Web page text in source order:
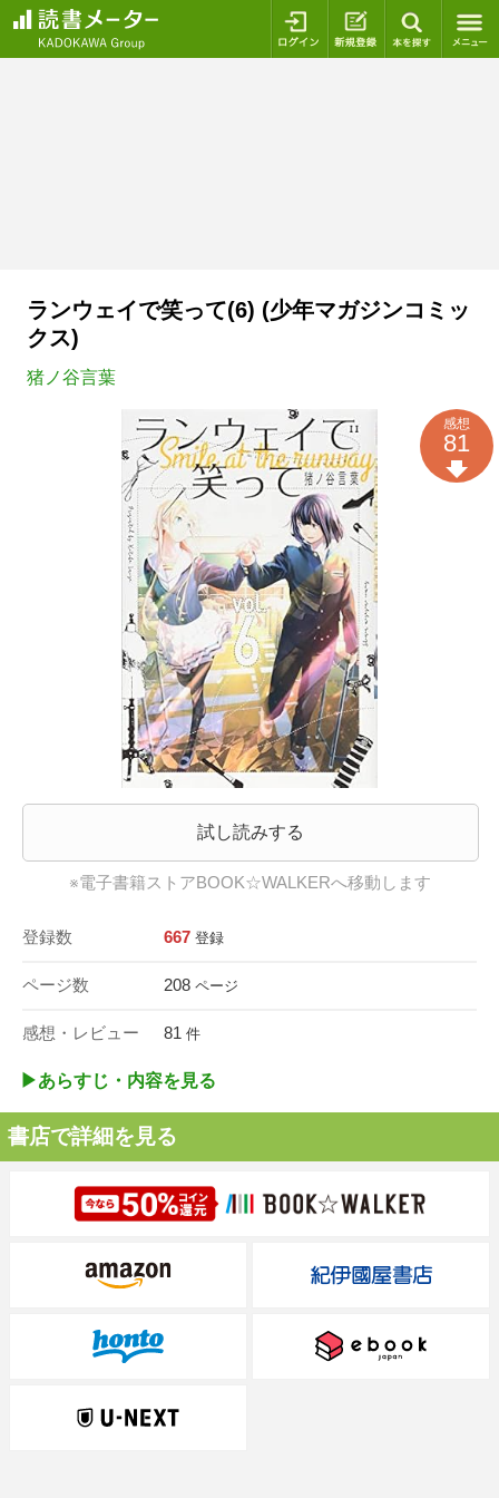
ログイン 新規登録
ランウェイで笑って(6) (少年マガジンコミッ
クス)
猪ノ谷言葉
試し読みする
※電子書籍ストアBOOK☆WALKERへ移動します
登録数 667 登録
ページ数 208 ページ
感想・レビュー 81 件
感想
81
▶︎あらすじ・内容を見る
書店で詳細を見る